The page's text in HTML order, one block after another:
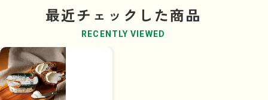
最近チェックした商品
RECENTLY VIEWED